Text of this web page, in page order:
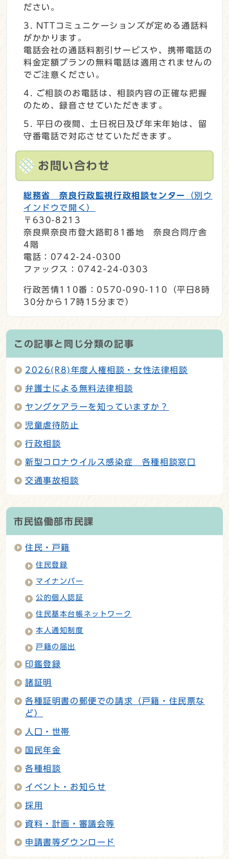
ださい。
NTTコミュニケーションズが定める通話料
がかかります。
電話会社の通話料割引サービスや、携帯電話の
料金定額プランの無料電話は適用されませんの
でご注意ください。
ご相談のお電話は、相談内容の正確な把握
のため、録音させていただきます。
平日の夜間、土日祝日及び年末年始は、留
守番電話で対応させていただきます。
お問い合わせ
総務省 奈良行政監視行政相談センター
（別ウ
インドウで開く）
〒630-8213
奈良県奈良市登大路町81番地 奈良合同庁舎
4階
電話：0742-24-0300
ファックス：0742-24-0303
行政苦情110番：0570-090-110（平日8時
30分から17時15分まで）
この記事と同じ分類の記事
2026(R8)年度人権相談・女性法律相談
弁護士による無料法律相談
ヤングケアラーを知っていますか？
児童虐待防止
行政相談
新型コロナウイルス感染症 各種相談窓口
交通事故相談
市民協働部市民課
住民・戸籍
住民登録
マイナンバー
公的個人認証
住民基本台帳ネットワーク
本人通知制度
戸籍の届出
印鑑登録
諸証明
各種証明書の郵便での請求（戸籍・住民票な
ど）
人口・世帯
国民年金
各種相談
イベント・お知らせ
採用
資料・計画・審議会等
申請書等ダウンロード